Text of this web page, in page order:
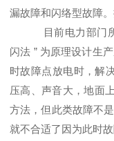
漏故障和闪络型故障
目前电力部门
闪法 ” 为原理设计生
时故障点放电时，解
压高、声音大，地面
方法，但此类故障不
就不合适了因为此时